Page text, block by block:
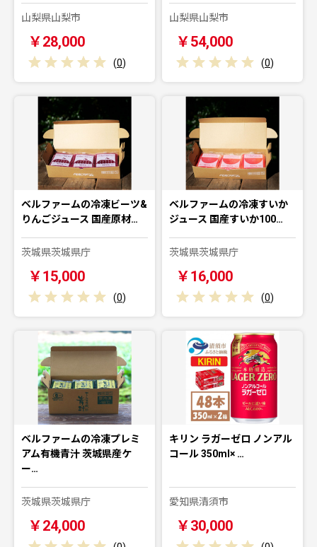
山梨県山梨市
￥28,000
(0)
山梨県山梨市
￥54,000
(0)
ベルファームの冷凍ビーツ&
りんごジュース 国産原材…
茨城県茨城県庁
￥15,000
(0)
ベルファームの冷凍すいか
ジュース 国産すいか100…
茨城県茨城県庁
￥16,000
(0)
ベルファームの冷凍プレミ
アム有機青汁 茨城県産ケ
ー…
茨城県茨城県庁
￥24,000
キリン ラガーゼロ ノンアル
コール 350ml× …
愛知県清須市
￥30,000